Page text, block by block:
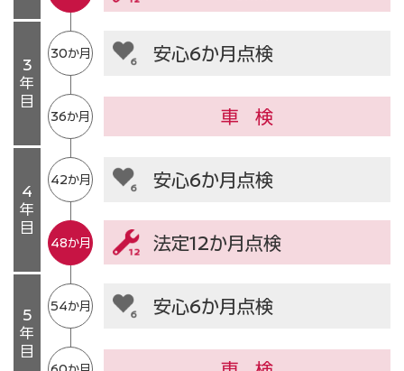
3
年
目
30か月 安心6か月点検
36か月 車 検
4
年
目
42か月 安心6か月点検
48か月 法定12か月点検
5
年
目
54か月 安心6か月点検